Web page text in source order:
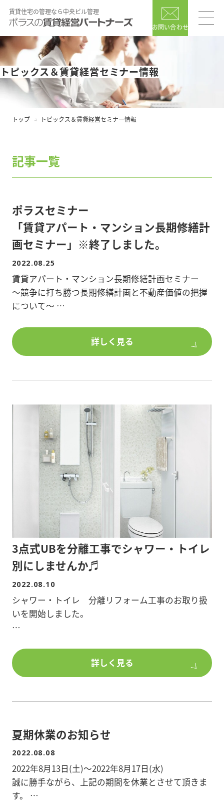
賃貸住宅の管理なら中央ビル管理
お問い合わせ
トピックス＆賃貸経営セミナー情報
トップ トピックス＆賃貸経営セミナー情報
記事一覧
ポラスセミナー
「賃貸アパート・マンション長期修繕計
画セミナー」※終了しました。
2022.08.25
賃貸アパート・マンション長期修繕計画セミナー
～競争に打ち勝つ長期修繕計画と不動産価値の把握
について～
ぜひご参加ください。
開催日時:2022年9月10日(土)14:30～17:00(受付開始
賃貸住宅の長期修繕計画の現状と工事の必要性
不動産価値の把握と収益最大化
【講師】
講師: 株式会社ワイズシー 代表取締役 吉野 俊輔
氏
(オーナー倶楽部会員様無料)
【申込】FAX・お電話・セミナーページよりお申し
込みください。
FAX:048-989-9290
TEL:048-989-3113
※詳細は添付資料をご覧ください。
詳しく見る
3点式UBを分離工事でシャワー・トイレ
別にしませんか♬
2022.08.10
シャワー・トイレ 分離リフォーム工事のお取り扱
いを開始しました。
人気のシャワー・トイレ別へリフォームをして、入
居率アップ!賃料アップ!
標準価格 800,000円(税込)
ジャックスリフォームローンの利用により、月々
33,300円～(24回支払)、
詳しく見る
夏期休業のお知らせ
2022.08.08
2022年8月13日(土)～2022年8月17日(水)
誠に勝手ながら、上記の期間を休業とさせて頂きま
す。